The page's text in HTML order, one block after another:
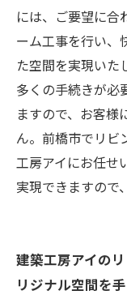
には、ご要望に合
ーム工事を行い、
た空間を実現いた
多くの手続きが必
ますので、お客様
ん。前橋市でリビ
工房アイにお任せ
実現できますので
建築工房アイの
リジナル空間を